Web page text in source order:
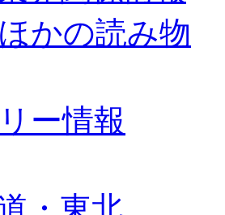
かの読み物
ー情報
・東北